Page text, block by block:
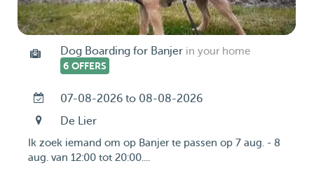
Dog Boarding for Banjer in your home
6 OFFERS
07-08-2026 to 08-08-2026
De Lier
Ik zoek iemand om op Banjer te passen op 7 aug. - 8
aug. van 12:00 tot 20:00....